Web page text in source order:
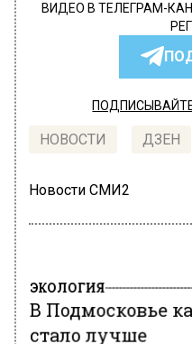
ВИДЕО В ТЕЛЕГРАМ-
НОВОСТИ ДЗЕН
Новости СМИ2
ЭКОЛОГИЯ
В Подмосковье
стало лучше